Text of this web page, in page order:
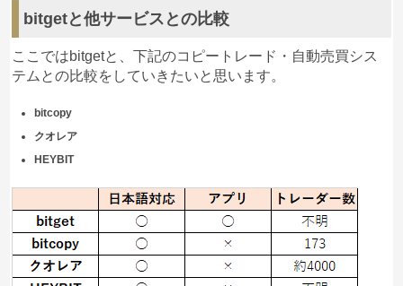
bitgetと他サービスとの比較
ここではbitgetと、下記のコピートレード・自動売買シス
テムとの比較をしていきたいと思います。
bitcopy
クオレア
HEYBIT